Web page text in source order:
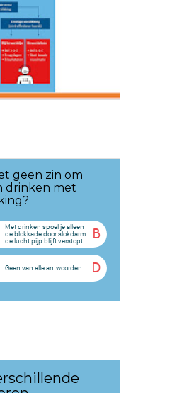
geen zin om
drinken met
B
Met drinken spoel je alleen
de blokkade door slokdarm.
de lucht pijp blijft verstopt
D
Geen van alle antwoorden